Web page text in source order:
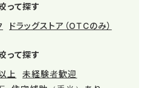
って探す
ドラッグストア（OTCのみ）
って探す
上
未経験者歓迎